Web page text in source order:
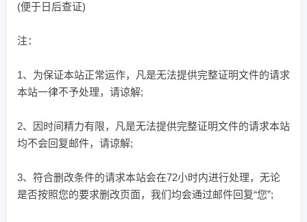
(便于日后查证)
注：
1、为保证本站正常运作，凡是无法提供完整证明文件的请求
本站一律不予处理，请谅解;
2、因时间精力有限，凡是无法提供完整证明文件的请求本站
均不会回复邮件，请谅解;
3、符合删改条件的请求本站会在72小时内进行处理，无论
是否按照您的要求删改页面，我们均会通过邮件回复“您”;